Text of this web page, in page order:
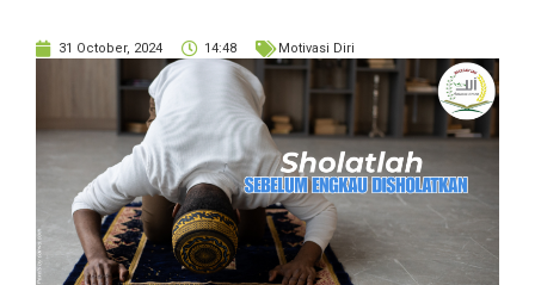
31 October, 2024 14:48 Motivasi Diri